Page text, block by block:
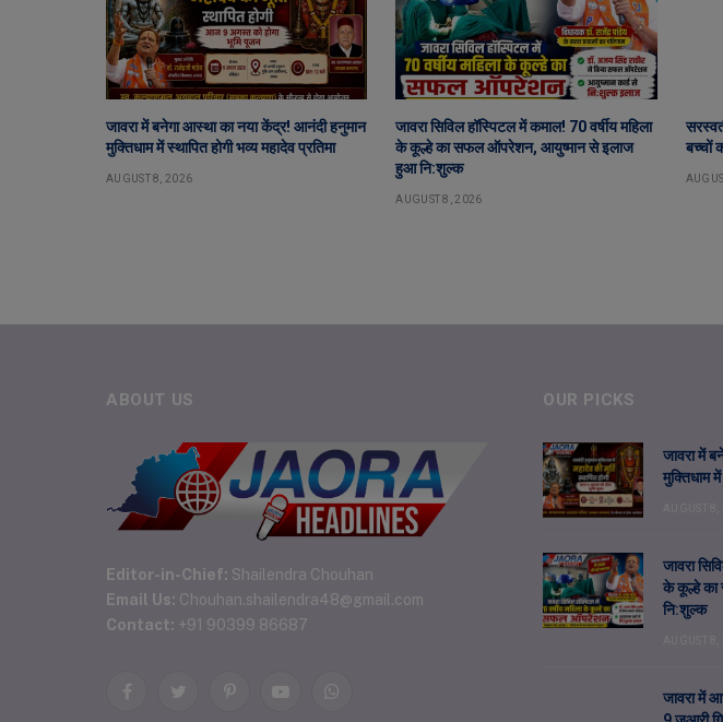
जावरा में बनेगा आस्था का नया केंद्र! आनंदी हनुमान
मुक्तिधाम में स्थापित होगी भव्य महादेव प्रतिमा
AUGUST 8, 2026
जावरा सिविल हॉस्पिटल में कमाल! 70 वर्षीय महिला
के कूल्हे का सफल ऑपरेशन, आयुष्मान से इलाज
हुआ नि:शुल्क
AUGUST 8, 2026
बच्चों
ABOUT US
Editor-in-Chief: Shailendra Chouhan
Email Us: Chouhan.shailendra48@gmail.com
Contact: +91 90399 86687
FacebookTwitterPinterestYouTubeWhatsApp
OUR PICKS
जावरा में
मुक्तिधाम में
जावरा
के कूल्हे
नि:शुल्क
जावरा में